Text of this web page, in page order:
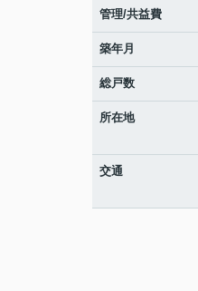
管理/共益費
築年月
総戸数
所在地
交通